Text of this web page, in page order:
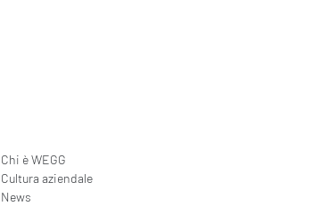
Chi è WEGG
Cultura aziendale
News